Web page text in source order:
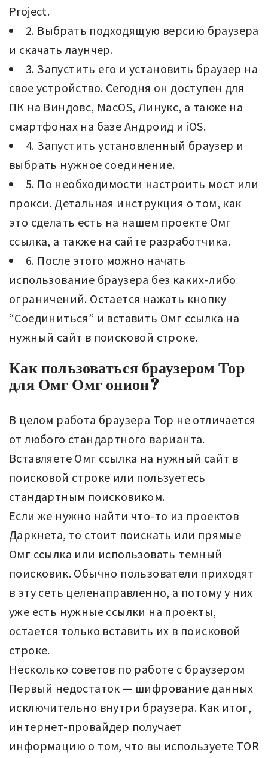
Project.
2. Выбрать подходящую версию браузера
и скачать лаунчер.
3. Запустить его и установить браузер на
свое устройство. Сегодня он доступен для
ПК на Виндовс, MacOS, Линукс, а также на
смартфонах на базе Андроид и iOS.
4. Запустить установленный браузер и
выбрать нужное соединение.
5. По необходимости настроить мост или
прокси. Детальная инструкция о том, как
это сделать есть на нашем проекте Омг
ссылка, а также на сайте разработчика.
6. После этого можно начать
использование браузера без каких-либо
ограничений. Остается нажать кнопку
“Соединиться” и вставить Омг ссылка на
нужный сайт в поисковой строке.
Как пользоваться браузером Тор
для Омг Омг онион?
В целом работа браузера Тор не отличается
от любого стандартного варианта.
Вставляете Омг ссылка на нужный сайт в
поисковой строке или пользуетесь
стандартным поисковиком.
Если же нужно найти что-то из проектов
Даркнета, то стоит поискать или прямые
Омг ссылка или использовать темный
поисковик. Обычно пользователи приходят
в эту сеть целенаправленно, а потому у них
уже есть нужные ссылки на проекты,
остается только вставить их в поисковой
строке.
Несколько советов по работе с браузером
Первый недостаток — шифрование данных
исключительно внутри браузера. Как итог,
интернет-провайдер получает
информацию о том, что вы используете TOR